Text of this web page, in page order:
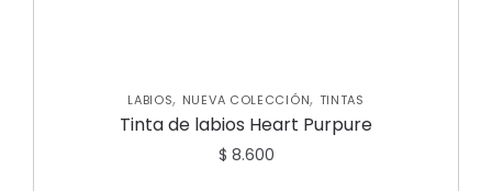
LABIOS, NUEVA COLECCIÓN, TINTAS
Tinta de labios Heart Purpure
$ 8.600